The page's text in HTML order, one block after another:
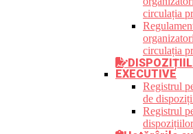
circulația
circulația
EXECUTIVE
Registrul
de
Registrul
dispozițiilor